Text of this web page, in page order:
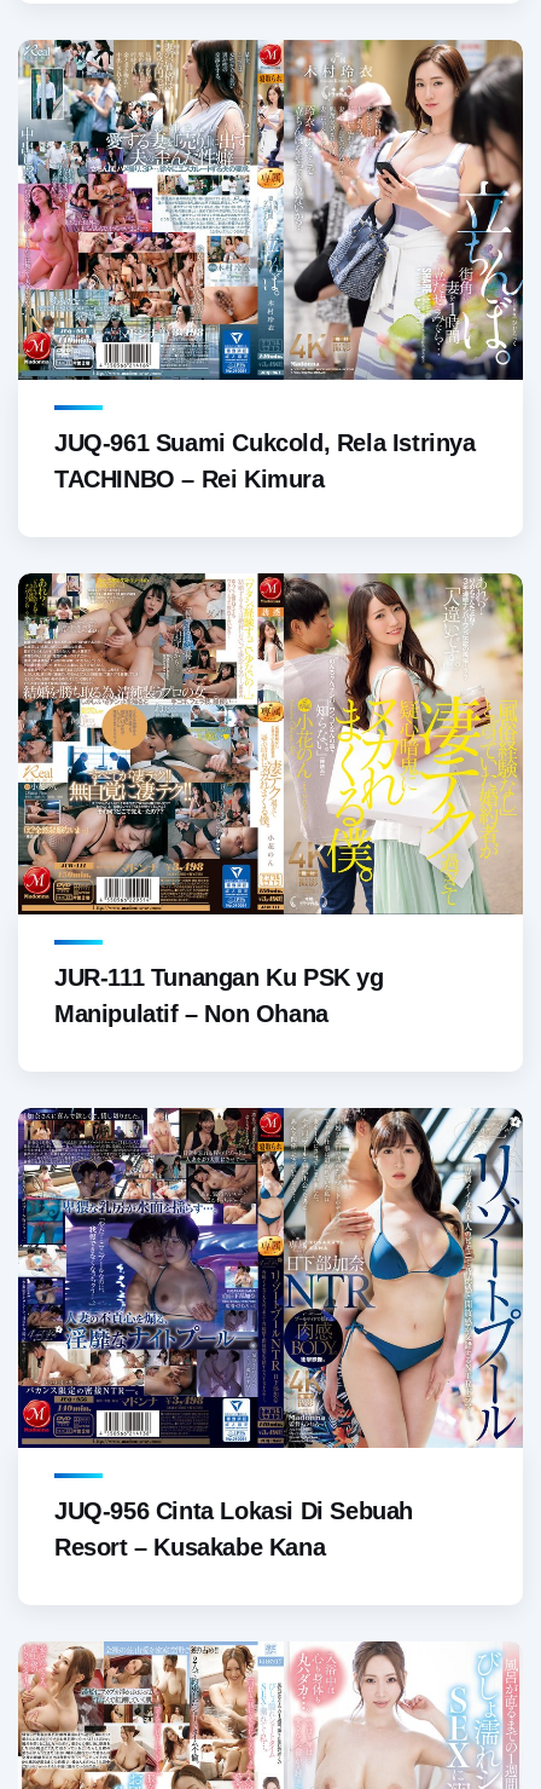
JUQ-961 Suami Cukcold, Rela Istrinya
TACHINBO – Rei Kimura
JUR-111 Tunangan Ku PSK yg
Manipulatif – Non Ohana
JUQ-956 Cinta Lokasi Di Sebuah
Resort – Kusakabe Kana